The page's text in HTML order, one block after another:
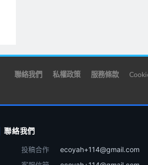
聯絡我們 私權政策 服務條款
聯絡我們
投稿合作
ecoyah+114@gmail.com